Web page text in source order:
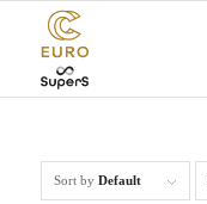
Sort by Default